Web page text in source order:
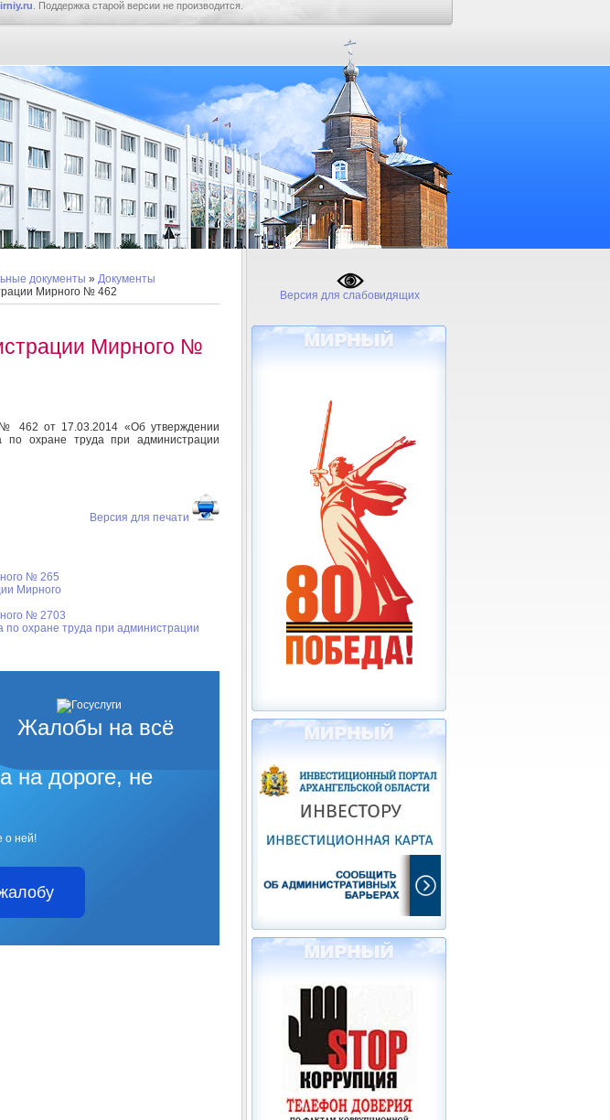
. Поддержка старой версии не производится.
документы » Документы
Мирного № 462
Мирного №
462 от 17.03.2014 «Об утверждении
по охране труда при администрации
Версия для печати
№ 265
Мирного
№ 2703
по охране труда при администрации
Жалобы на всё
на дороге, не
о ней!
Версия для слабовидящих